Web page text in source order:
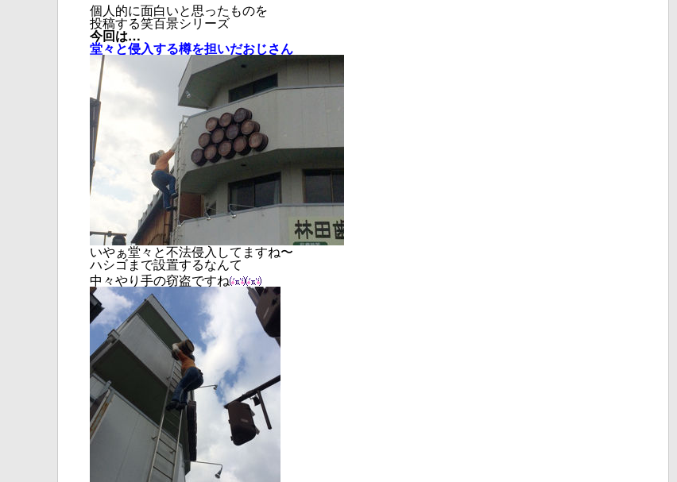
個人的に面白いと思ったものを
投稿する笑百景シリーズ
今回は…
堂々と侵入する樽を担いだおじさん
いやぁ堂々と不法侵入してますね〜
ハシゴまで設置するなんて
中々やり手の窃盗ですね